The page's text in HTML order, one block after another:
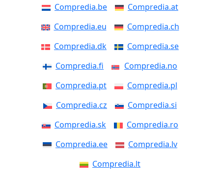
Compredia.be
Compredia.at
Compredia.eu
Compredia.ch
Compredia.dk
Compredia.se
Compredia.fi
Compredia.no
Compredia.pt
Compredia.pl
Compredia.cz
Compredia.si
Compredia.sk
Compredia.ro
Compredia.ee
Compredia.lv
Compredia.lt